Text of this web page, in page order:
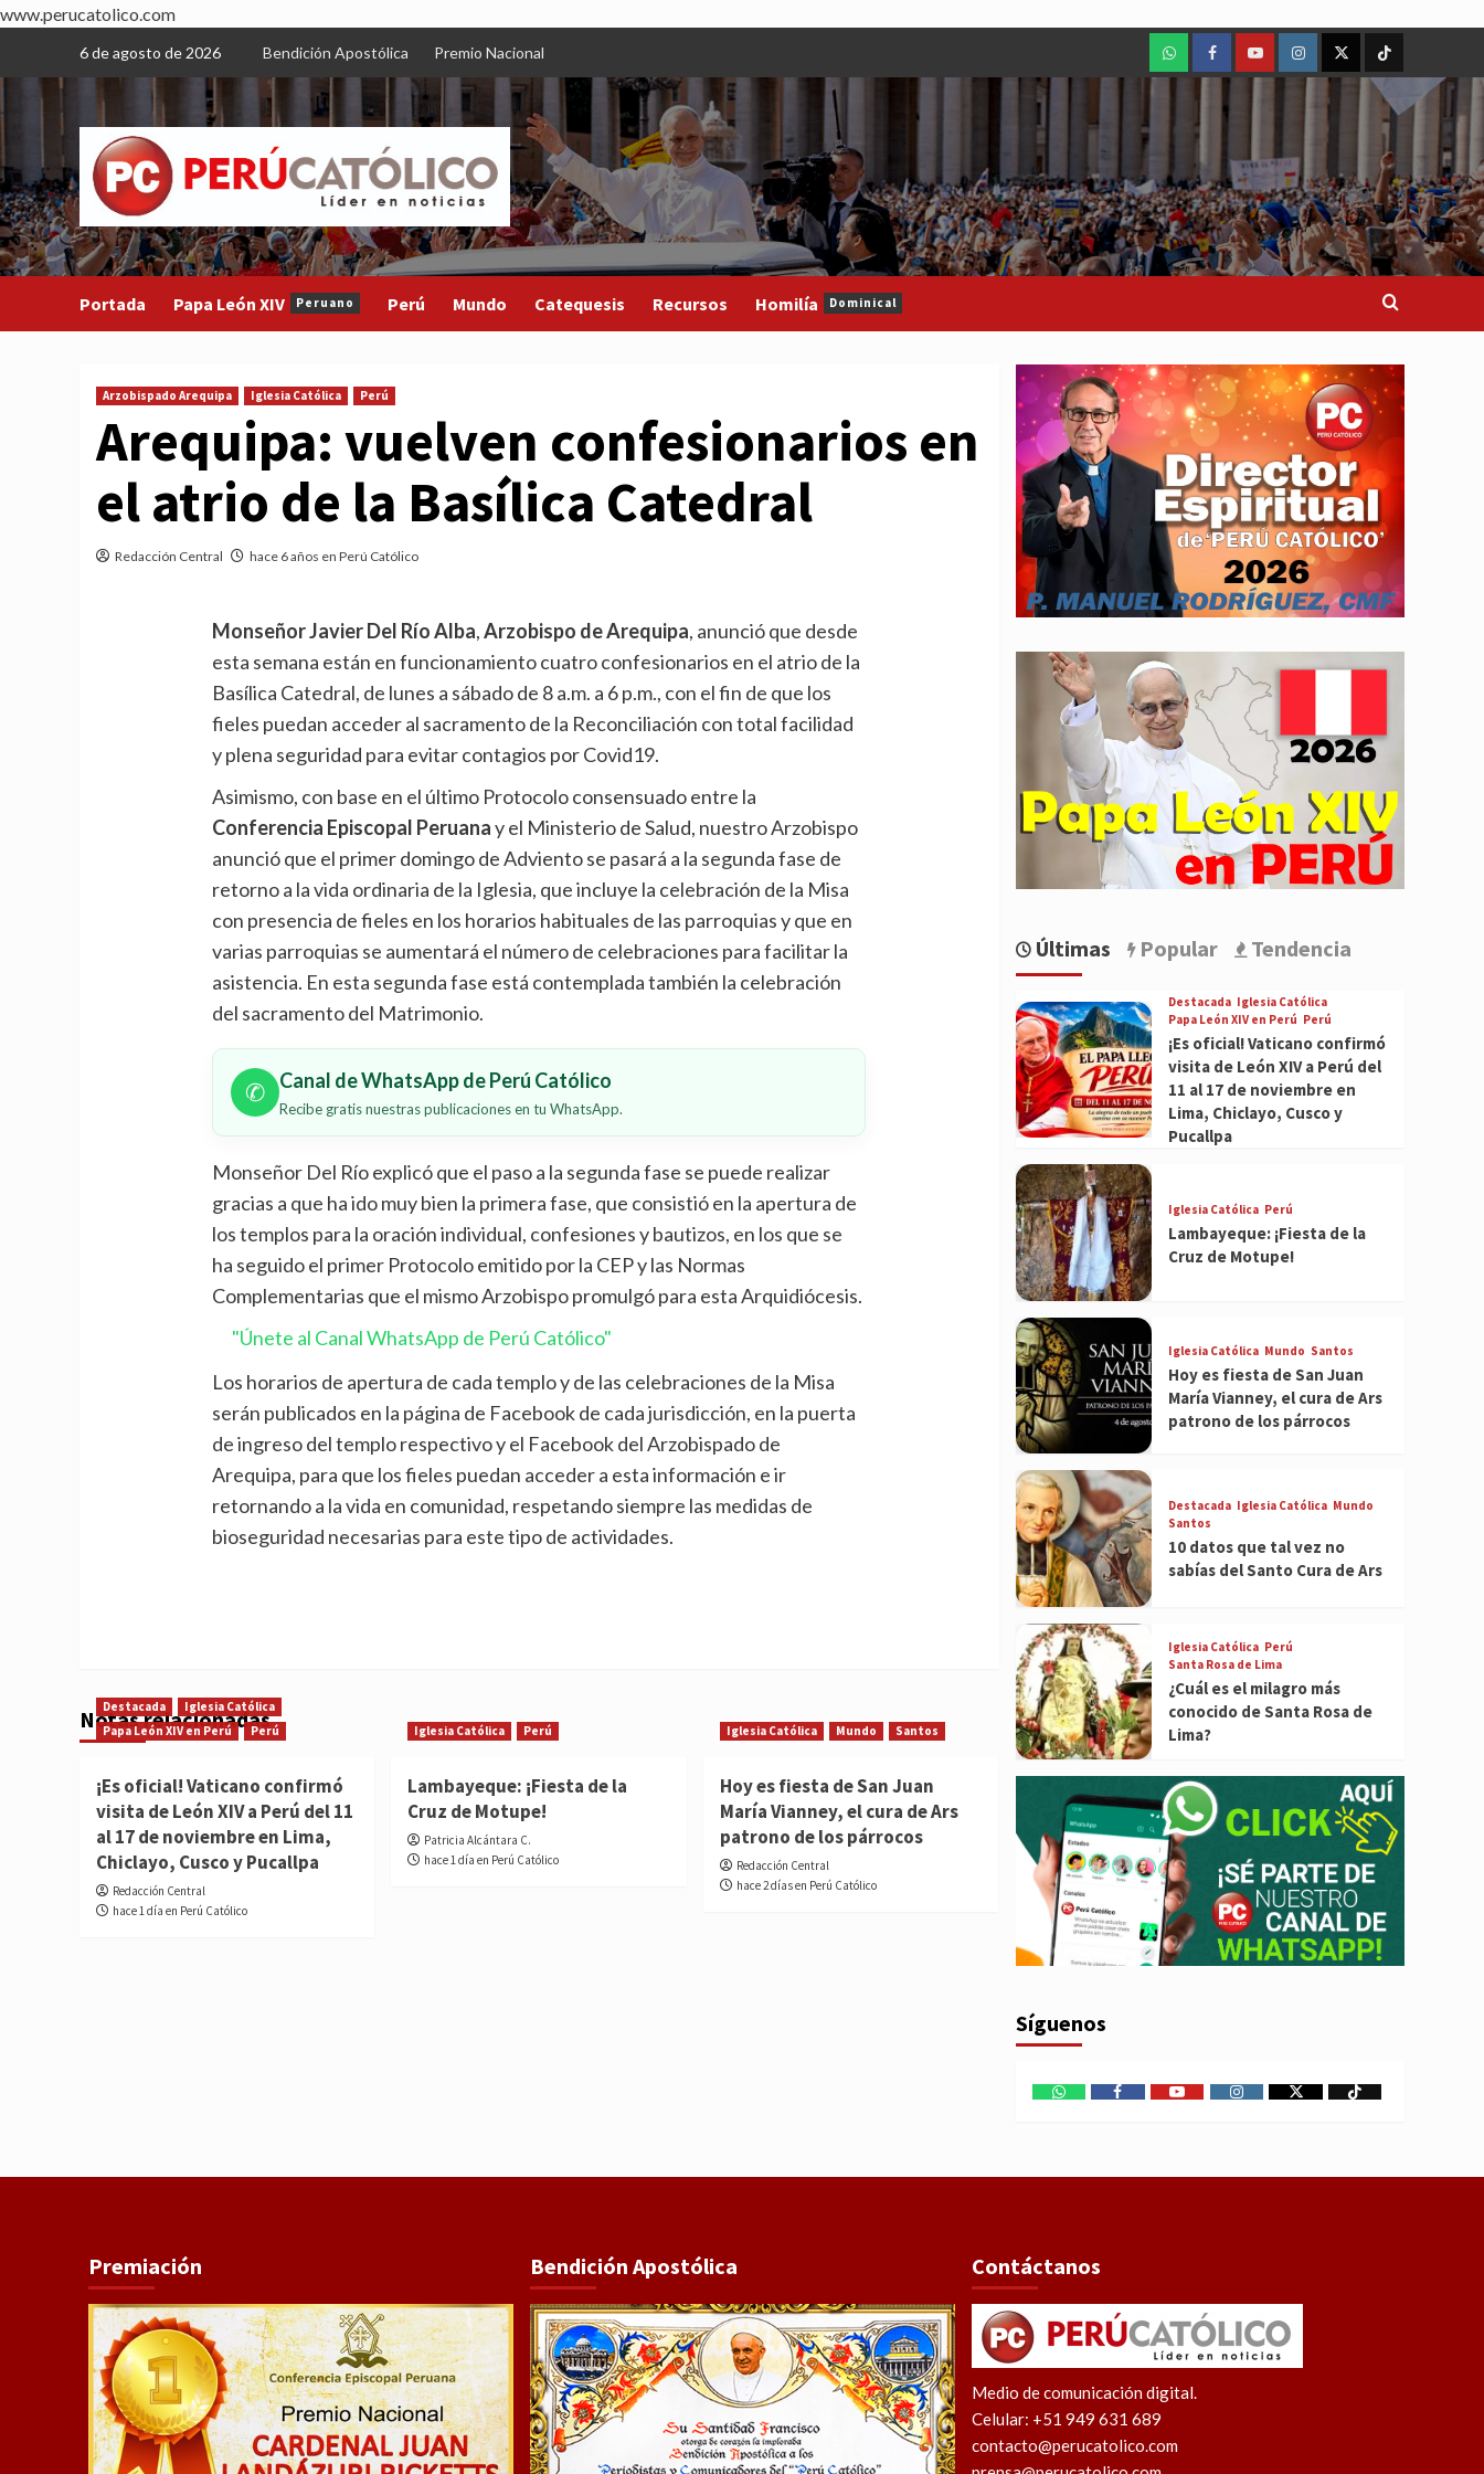
www.perucatolico.com
content
6 de agosto de 2026 Bendición Apostólica Premio Nacional
WhatsAppFacebookYoutubeInstagram
X TikTok
Portada Papa León XIV Peruano Perú Mundo Catequesis Recursos Homilía Dominical
Arzobispado Arequipa Iglesia Católica Perú
Arequipa: vuelven confesionarios en
el atrio de la Basílica Catedral
Redacción Central hace 6 años en Perú Católico
Monseñor Javier Del Río Alba,Arzobispo de Arequipa, anunció que desde
esta semana están en funcionamiento cuatro confesionarios en el atrio de la
Basílica Catedral, de lunes a sábado de 8 a.m. a 6 p.m., con el fin de que los
fieles puedan acceder al sacramento de la Reconciliación con total facilidad
y plena seguridad para evitar contagios por Covid19.
Asimismo, con base en el último Protocolo consensuado entre la
Conferencia Episcopal Peruanay el Ministerio de Salud, nuestro Arzobispo
anunció que el primer domingo de Adviento se pasará a la segunda fase de
retorno a la vida ordinaria de la Iglesia, que incluye la celebración de la Misa
con presencia de fieles en los horarios habituales de las parroquias y que en
varias parroquias se aumentará el número de celebraciones para facilitar la
asistencia. En esta segunda fase está contemplada también la celebración
del sacramento del Matrimonio.
✆ Canal de WhatsApp de Perú Católico
Recibe gratis nuestras publicaciones en tu WhatsApp.
Monseñor Del Río explicó que el paso a la segunda fase se puede realizar
gracias a que ha ido muy bien la primera fase, que consistió en la apertura de
los templos para la oración individual, confesiones y bautizos, en los que se
ha seguido el primer Protocolo emitido por la CEP y las Normas
Complementarias que el mismo Arzobispo promulgó para esta Arquidiócesis.
"Únete al Canal WhatsApp de Perú Católico"
Los horarios de apertura de cada templo y de las celebraciones de la Misa
serán publicados en la página de Facebook de cada jurisdicción, en la puerta
de ingreso del templo respectivo y el Facebook del Arzobispado de
Arequipa, para que los fieles puedan acceder a esta información e ir
retornando a la vida en comunidad, respetando siempre las medidas de
bioseguridad necesarias para este tipo de actividades.
Notas relacionadas
Destacada
Iglesia Católica
Papa León XIV en Perú
Perú
¡Es oficial! Vaticano confirmó
visita de León XIV a Perú del 11
al 17 de noviembre en Lima,
Chiclayo, Cusco y Pucallpa
Redacción Central
hace 1 día en Perú Católico
Iglesia Católica Perú
Lambayeque: ¡Fiesta de la
Cruz de Motupe!
Patricia Alcántara C.
hace 1 día en Perú Católico
Iglesia Católica Mundo Santos
Hoy es fiesta de San Juan
María Vianney, el cura de Ars
patrono de los párrocos
Redacción Central
hace 2 días en Perú Católico
Últimas Popular Tendencia
Destacada Iglesia Católica
Papa León XIV en Perú Perú
¡Es oficial! Vaticano confirmó
visita de León XIV a Perú del
11 al 17 de noviembre en
Lima, Chiclayo, Cusco y
Pucallpa
Iglesia Católica Perú
Lambayeque: ¡Fiesta de la
Cruz de Motupe!
Iglesia Católica Mundo Santos
Hoy es fiesta de San Juan
María Vianney, el cura de Ars
patrono de los párrocos
Destacada Iglesia Católica Mundo
Santos
10 datos que tal vez no
sabías del Santo Cura de Ars
Iglesia Católica Perú
Santa Rosa de Lima
¿Cuál es el milagro más
conocido de Santa Rosa de
Lima?
Síguenos
WhatsAppFacebookYoutubeInstagram
X TikTok
Premiación Bendición Apostólica Contáctanos
Medio de comunicación digital.
Celular: +51 949 631 689
contacto@perucatolico.com